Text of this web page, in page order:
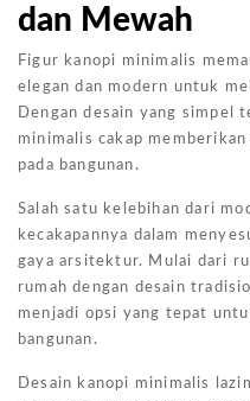
dan Mewah
Figur kanopi minimalis
elegan dan modern untuk
Dengan desain yang simpel
minimalis cakap
pada bangunan.
Salah satu kelebihan dari
kecakapannya dalam
gaya arsitektur. Mulai dari
rumah dengan desain
menjadi opsi yang tepat
bangunan.
Desain kanopi minimalis